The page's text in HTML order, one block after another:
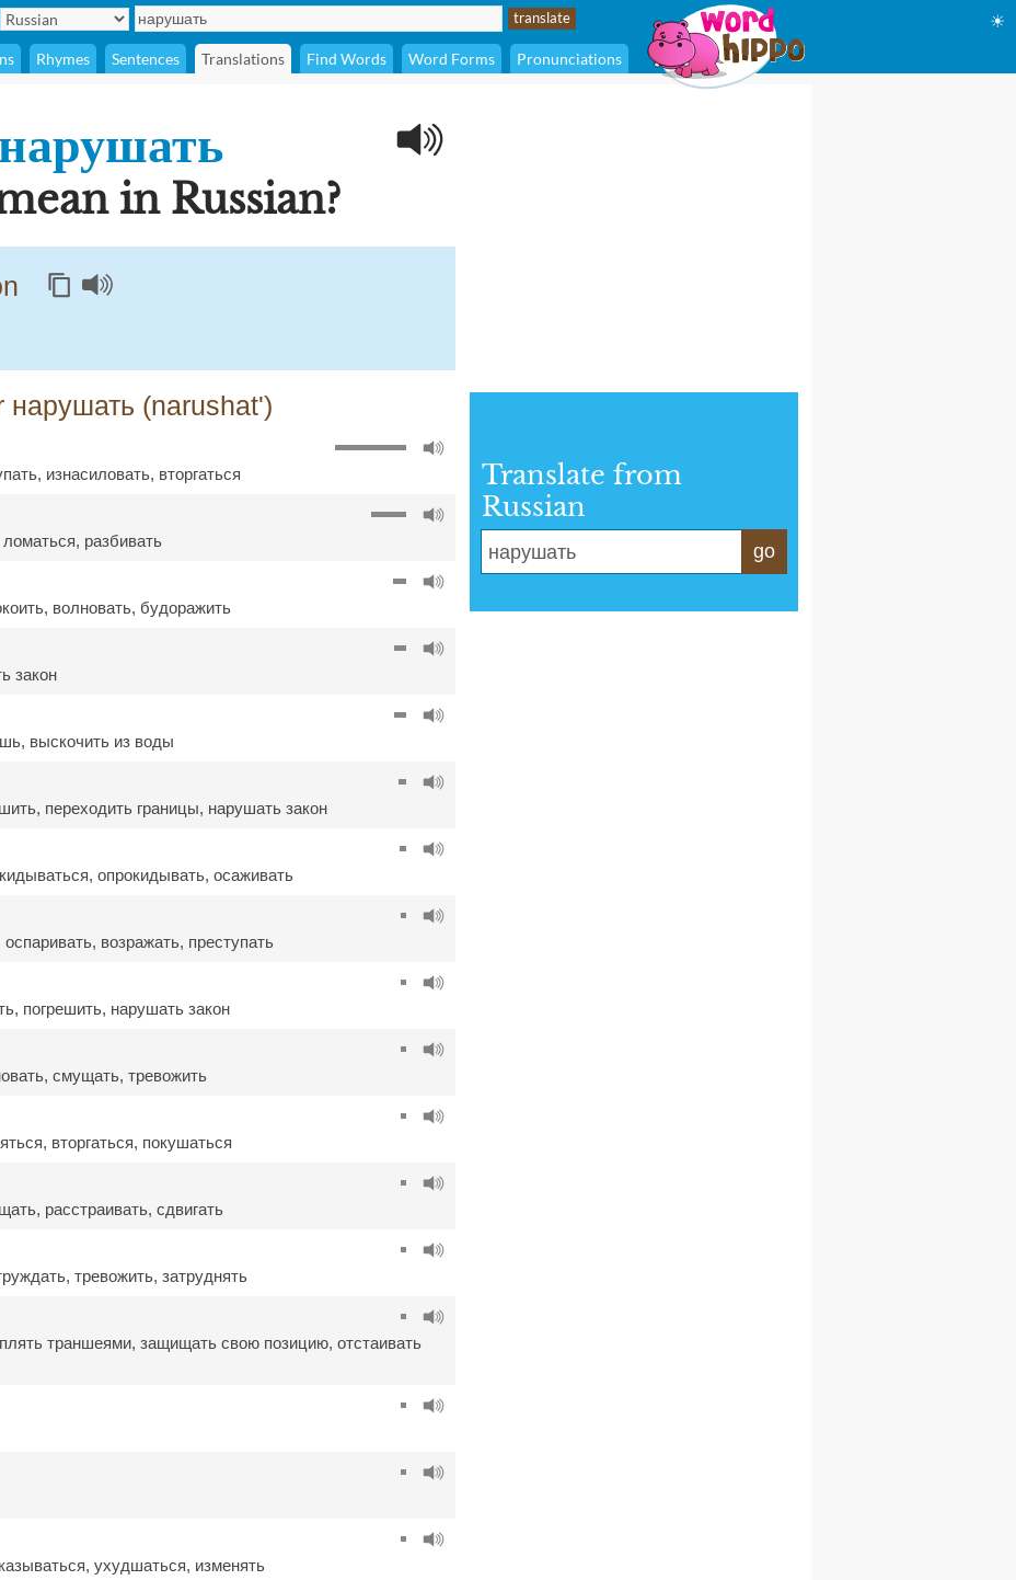
Rhymes Sentences Translations Find Words Word Forms Pronunciations
☀
нарушать
in Russian?
нарушать (narushat')
, изнасиловать, вторгаться
ломаться, разбивать
, волновать, будоражить
закон
, выскочить из воды
, переходить границы, нарушать закон
, опрокидывать, осаживать
оспаривать, возражать, преступать
, погрешить, нарушать закон
, смущать, тревожить
, вторгаться, покушаться
, расстраивать, сдвигать
, тревожить, затруднять
траншеями, защищать свою позицию, отстаивать
, ухудшаться, изменять
Translate from
Russian
go